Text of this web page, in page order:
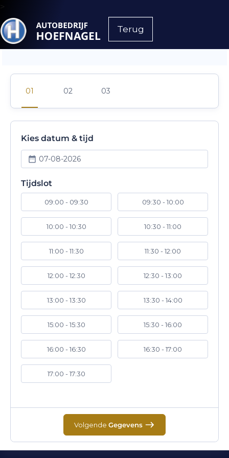
>
Terug
Kies datum & tijd
07-08-2026
Tijdslot
09:00 - 09:30 09:30 - 10:00
10:00 - 10:30 10:30 - 11:00
11:00 - 11:30 11:30 - 12:00
12:00 - 12:30 12:30 - 13:00
13:00 - 13:30 13:30 - 14:00
15:00 - 15:30 15:30 - 16:00
16:00 - 16:30 16:30 - 17:00
17:00 - 17:30
Volgende Gegevens